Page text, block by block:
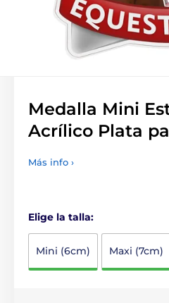
Medalla Mini
Acrílico Plata
Más info ›
Elige la talla:
Mini (6cm) Maxi (7cm)